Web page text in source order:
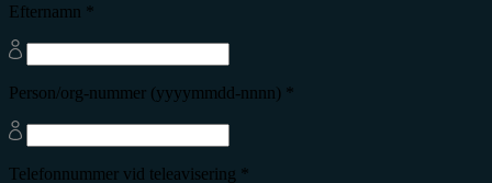
Efternamn *
Person/org-nummer (yyyymmdd-nnnn) *
Telefonnummer vid teleavisering *